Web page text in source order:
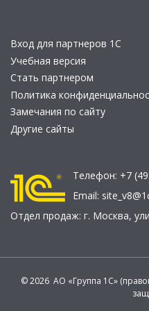
Вход для партнеров 1С
Учебная версия
Стать партнером
Политика
Замечания по сайту
Другие сайты
Телефон: +7
Email:
Отдел продаж: г. Москва,
© 2026 АО «Группа 1С»